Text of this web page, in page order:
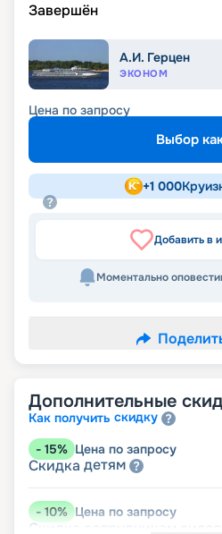
Завершён
А.И. Герцен
ЭКОНОМ
Цена по запросу
Выбор
+1 000
Добавить в
Моментально
Дополнительные
Как получить скидку
- 15% Цена по запросу
Скидка детям
-10% Цена по запросу
Скидка сотрудникам